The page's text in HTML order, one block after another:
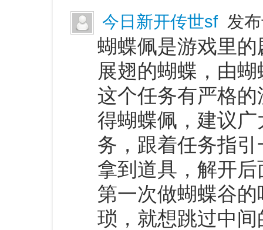
今日新开传世sf 发
蝴蝶佩是游戏里
展翅的蝴蝶，由
这个任务有严格
得蝴蝶佩，建议
务，跟着任务指
拿到道具，解开
第一次做蝴蝶谷
琐，就想跳过中